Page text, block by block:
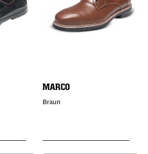
MARCO
Braun